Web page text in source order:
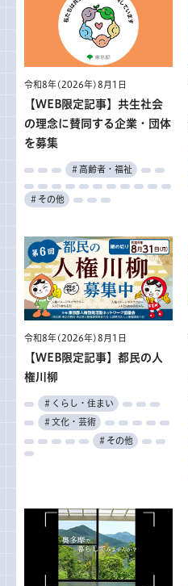
令和8年(2026年)8月1日
【WEB限定記事】共生社会
の理念に賛同する企業・団体
を募集
＃高齢者・福祉
＃その他
令和8年(2026年)8月1日
【WEB限定記事】都民の人
権川柳
＃くらし・住まい
＃文化・芸術
＃その他